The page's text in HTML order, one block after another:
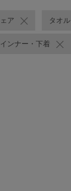
ア タオル
インナー・下着